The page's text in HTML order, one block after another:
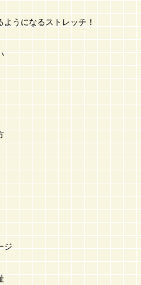
ようになるストレッチ！
ジ